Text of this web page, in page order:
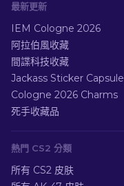
最新更新
IEM Cologne 2026
阿拉伯風收藏
間諜科技收藏
Jackass Sticker Capsule
Cologne 2026 Charms
死手收藏品
熱門 CS2 分類
所有 CS2 皮肤